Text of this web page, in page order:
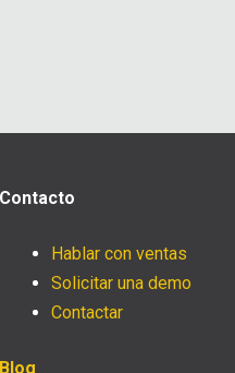
Contacto
Hablar con ventas
Solicitar una demo
Contactar
Blog